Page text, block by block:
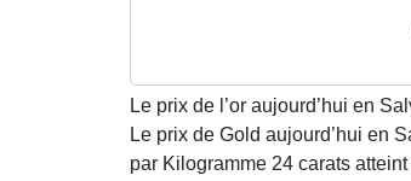
Le prix de l’or aujourd’hui en
Le prix de Gold aujourd’hui en
par Kilogramme 24 carats